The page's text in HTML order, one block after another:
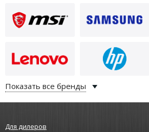
Показать все бренды
Для дилеров